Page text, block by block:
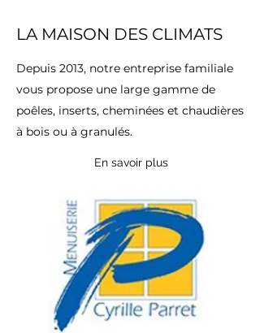
LA MAISON DES CLIMATS
Depuis 2013, notre entreprise familiale
vous propose une large gamme de
poêles, inserts, cheminées et chaudières
à bois ou à granulés.
En savoir plus